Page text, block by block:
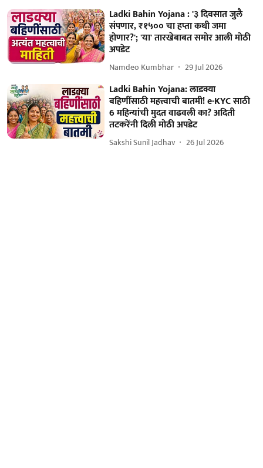
Ladki Bahin Yojana : '३ दिवसात जुलै
संपणार, ₹१५०० चा हप्ता कधी जमा
होणार?'; 'या' तारखेबाबत समोर आली मोठी
अपडेट
Namdeo Kumbhar 29 Jul 2026
Ladki Bahin Yojana: लाडक्या
बहि‍णींसाठी महत्त्वाची बातमी! e-KYC साठी
6 महिन्यांची मुदत वाढवली का? अदिती
तटकरेंनी दिली मोठी अपडेट
Sakshi Sunil Jadhav 26 Jul 2026